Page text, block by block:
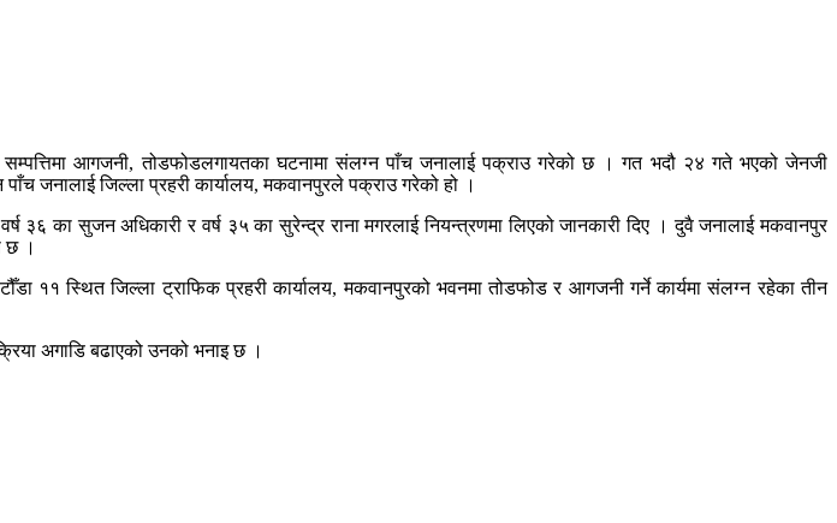
सम्पत्तिमा आगजनी, तोडफोडलगायतका घटनामा संलग्न पाँच जनालाई पक्राउ गरेको छ । गत भदौ २४ गते भएको जेनजी
जनालाई जिल्ला प्रहरी कार्यालय, मकवानपुरले पक्राउ गरेको हो ।
३६ का सुजन अधिकारी र वर्ष ३५ का सुरेन्द्र राना मगरलाई नियन्त्रणमा लिएको जानकारी दिए । दुवै जनालाई मकवानपुर
छ ।
११ स्थित जिल्ला ट्राफिक प्रहरी कार्यालय, मकवानपुरको भवनमा तोडफोड र आगजनी गर्ने कार्यमा संलग्न रहेका तीन
अगाडि बढाएको उनको भनाइ छ ।